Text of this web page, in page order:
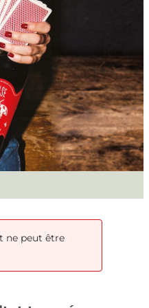
ne peut être